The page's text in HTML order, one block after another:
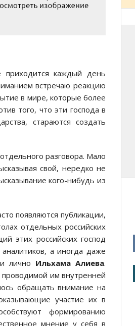
каждый день
встречаю реакцию
в мире, которые более
того, что эти господа в
стараются создать
разговора. Мало
свой, нередко не
кого-нибудь из
появляются публикации,
отдельных российских
этих российских господ
а иногда даже
лично Ильхама Алиева.
проводимой им внутренней
обращать внимание на
участие их в
формированию
мнение у себя в